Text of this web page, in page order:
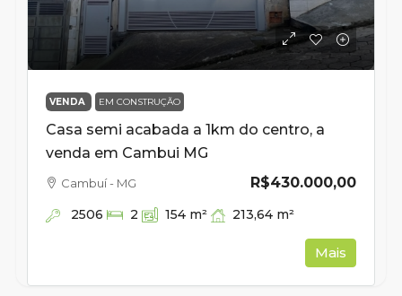
VENDA EM CONSTRUÇÃO
Casa semi acabada a 1km do centro, a
venda em Cambui MG
R$430.000,00
Cambuí - MG
2506 2 154 m² 213,64 m²
Mais